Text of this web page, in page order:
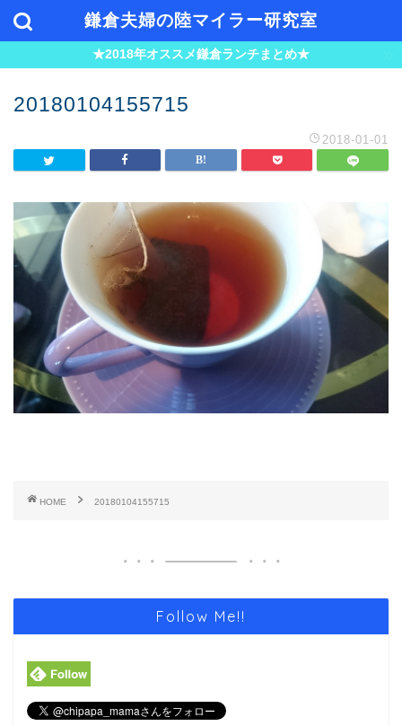
鎌倉夫婦の陸マイラー研究室
★2018年オススメ鎌倉ランチまとめ★
20180104155715
2018-01-01
HOME 20180104155715
Follow Me!!